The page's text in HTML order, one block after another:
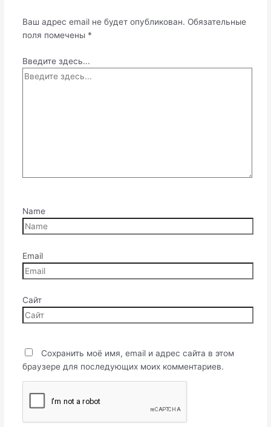
Ваш адрес email не будет опубликован. Обязательные
поля помечены *
Введите здесь...
Name
Email
Сайт
Сохранить моё имя, email и адрес сайта в этом
браузере для последующих моих комментариев.